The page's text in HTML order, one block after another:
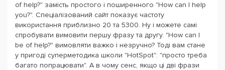
of help?" замість простого і поширенного "How can I help
you?". Спеціалізований сайт показує частоту
використання приблизно 20 та 5300. Ну і можете самі
спробувати вимовити першу фразу та другу. "How can I
be of help?" вимовляти важко і незручно? Тоді вам стане
у пригоді суперметодика школи "HotSpot": "просто треба
багато попрацювати". А в чому сенс, якщо ці дві фрази